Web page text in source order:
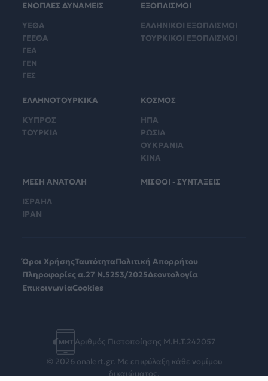
ΕΝΟΠΛΕΣ ΔΥΝΑΜΕΙΣ
ΥΕΘΑ
ΓΕΕΘΑ
ΓΕΑ
ΓΕΝ
ΓΕΣ
ΕΞΟΠΛΙΣΜΟΙ
ΕΛΛΗΝΙΚΟΙ ΕΞΟΠΛΙΣΜΟΙ
ΤΟΥΡΚΙΚΟΙ ΕΞΟΠΛΙΣΜΟΙ
ΕΛΛΗΝΟΤΟΥΡΚΙΚΑ
ΚΥΠΡΟΣ
ΤΟΥΡΚΙΑ
ΚΟΣΜΟΣ
ΗΠΑ
ΡΩΣΙΑ
ΟΥΚΡΑΝΙΑ
ΚΙΝΑ
ΜΕΣΗ ΑΝΑΤΟΛΗ
ΙΣΡΑΗΛ
ΙΡΑΝ
ΜΙΣΘΟΙ - ΣΥΝΤΑΞΕΙΣ
Όροι ΧρήσηςΤαυτότηταΠολιτική Απορρήτου
Πληροφορίες α.27 Ν.5253/2025Δεοντολογία
ΕπικοινωνίαCookies
Αριθμός Πιστοποίησης Μ.Η.Τ.242057
© 2026 onalert.gr. Με επιφύλαξη κάθε νομίμου
δικαιώματος.